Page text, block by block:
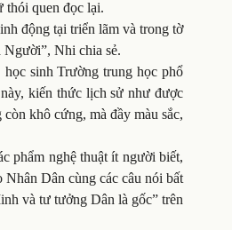
thói quen đọc lại.
động tại triển lãm và trong tờ
Người”, Nhi chia sẻ.
sinh Trường trung học phổ
kiến thức lịch sử như được
khô cứng, mà đầy màu sắc,
phẩm nghệ thuật ít người biết,
Dân cùng các câu nói bất
và tư tưởng Dân là gốc” trên